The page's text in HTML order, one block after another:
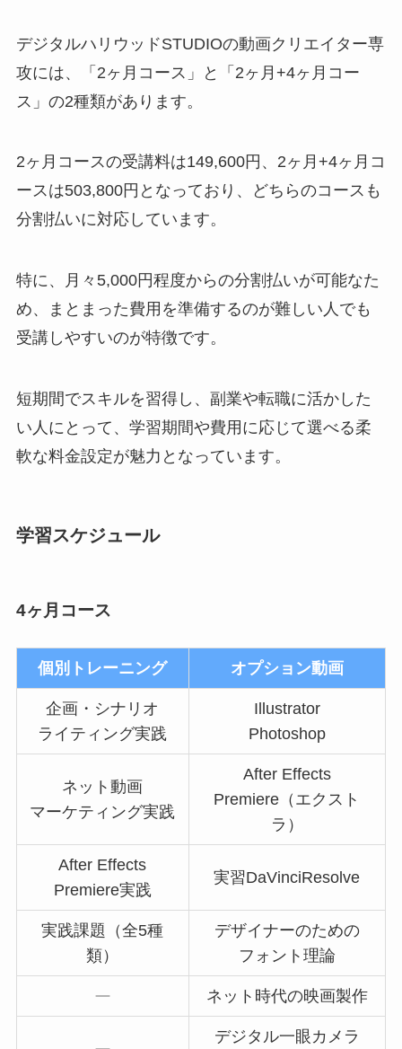
デジタルハリウッドSTUDIOの動画クリエイター専
攻には、「2ヶ月コース」と「2ヶ月+4ヶ月コー
ス」の2種類があります。
2ヶ月コースの受講料は149,600円、2ヶ月+4ヶ月コ
ースは503,800円となっており、どちらのコースも
分割払いに対応しています。
特に、月々5,000円程度からの分割払いが可能なた
め、まとまった費用を準備するのが難しい人でも
受講しやすいのが特徴です。
短期間でスキルを習得し、副業や転職に活かした
い人にとって、学習期間や費用に応じて選べる柔
軟な料金設定が魅力となっています。
学習スケジュール
4ヶ月コース
個別トレーニング オプション動画
企画・シナリオ
ライティング実践
Illustrator
Photoshop
ネット動画
マーケティング実践
After Effects
Premiere（エクスト
ラ）
After Effects
Premiere実践
実習DaVinciResolve
実践課題（全5種
類）
デザイナーのための
フォント理論
ネット時代の映画製作
デジタル一眼カメラ